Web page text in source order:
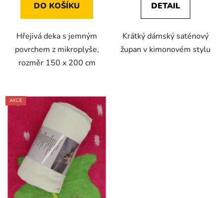
DO KOŠÍKU
Hřejivá deka s jemným
povrchem z mikroplyše,
rozměr 150 x 200 cm
DETAIL
Krátký dámský saténový
župan v kimonovém stylu
AKCE